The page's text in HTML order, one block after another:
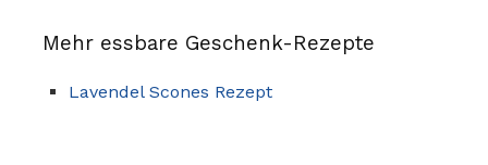
Mehr essbare Geschenk-Rezepte
Lavendel Scones Rezept